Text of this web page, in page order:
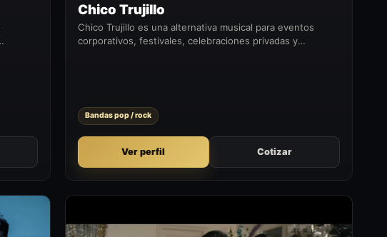
Chico Trujillo
Chico Trujillo es una alternativa musical para eventos
corporativos, festivales, celebraciones privadas y
Bandas pop / rock
Ver perfil Cotizar